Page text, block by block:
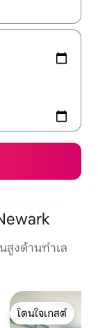
วจผลการค้นหา
สูงด้านทำเล
โดนใจเกสต์
โดนใจเกสต์